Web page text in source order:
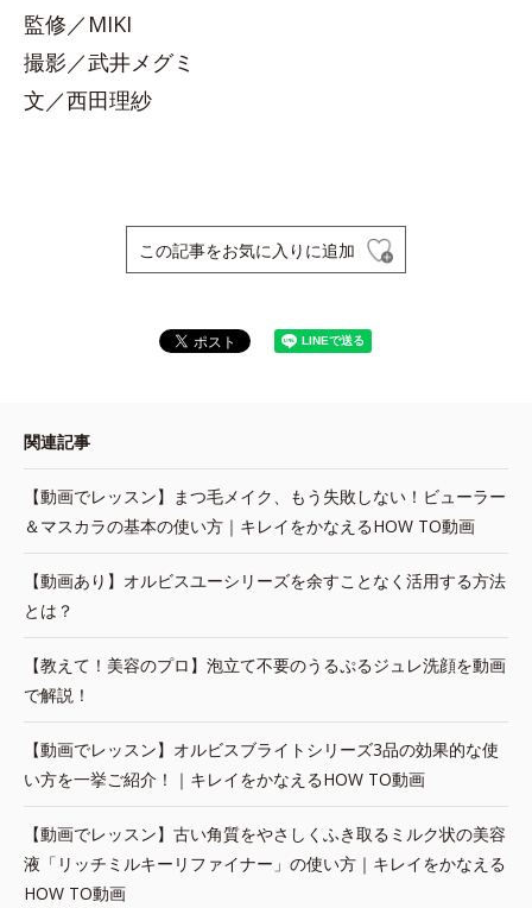
監修／MIKI
撮影／武井メグミ
文／西田理紗
この記事をお気に入りに追加
関連記事
【動画でレッスン】まつ毛メイク、もう失敗しない！ビューラー
＆マスカラの基本の使い方｜キレイをかなえるHOW TO動画
【動画あり】オルビスユーシリーズを余すことなく活用する方法
とは？
【教えて！美容のプロ】泡立て不要のうるぷるジュレ洗顔を動画
で解説！
【動画でレッスン】オルビスブライトシリーズ3品の効果的な使
い方を一挙ご紹介！｜キレイをかなえるHOW TO動画
【動画でレッスン】古い角質をやさしくふき取るミルク状の美容
液「リッチミルキーリファイナー」の使い方｜キレイをかなえる
HOW TO動画